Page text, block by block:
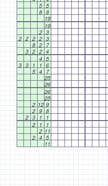
5 5
8 8
19
19
2 3
2 2 2 2 3
8 2 7
3 2 2 4
4 5
3 3 1 1 6
5 4 7
25
26
26
25
2 12 9
2 9 8
2 3 1
1
2
1
1
2 11
2 4 5
11